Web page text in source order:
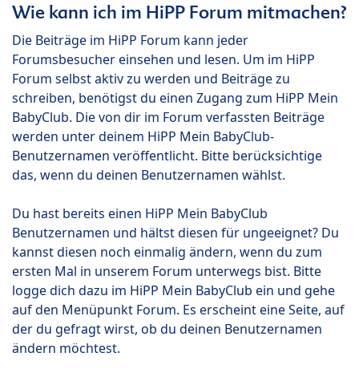
Wie kann ich im HiPP Forum mitmachen?
Die Beiträge im HiPP Forum kann jeder
Forumsbesucher einsehen und lesen. Um im HiPP
Forum selbst aktiv zu werden und Beiträge zu
schreiben, benötigst du einen Zugang zum HiPP Mein
BabyClub. Die von dir im Forum verfassten Beiträge
werden unter deinem HiPP Mein BabyClub-
Benutzernamen veröffentlicht. Bitte berücksichtige
das, wenn du deinen Benutzernamen wählst.
Du hast bereits einen HiPP Mein BabyClub
Benutzernamen und hältst diesen für ungeeignet? Du
kannst diesen noch einmalig ändern, wenn du zum
ersten Mal in unserem Forum unterwegs bist. Bitte
logge dich dazu im HiPP Mein BabyClub ein und gehe
auf den Menüpunkt Forum. Es erscheint eine Seite, auf
der du gefragt wirst, ob du deinen Benutzernamen
ändern möchtest.